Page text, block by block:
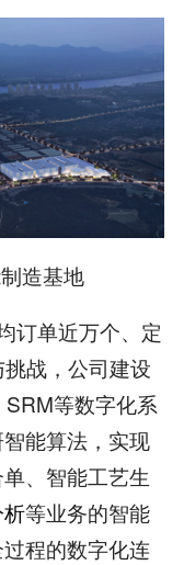
造基地
单近万个、定
战，公司建设
等数字化系
能算法，实现
、智能工艺生
等业务的智能
程的数字化连